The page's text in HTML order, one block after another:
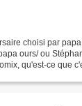
choisi par
ours/ ou
qu'est-ce que